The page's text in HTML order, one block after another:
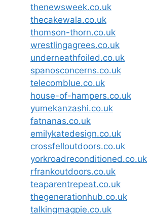
thenewsweek.co.uk
thecakewala.co.uk
thomson-thorn.co.uk
wrestlingagrees.co.uk
underneathfoiled.co.uk
spanosconcerns.co.uk
telecomblue.co.uk
house-of-hampers.co.uk
yumekanzashi.co.uk
fatnanas.co.uk
emilykatedesign.co.uk
crossfelloutdoors.co.uk
yorkroadreconditioned.co.uk
rfrankoutdoors.co.uk
teaparentrepeat.co.uk
thegenerationhub.co.uk
talkingmagpie.co.uk